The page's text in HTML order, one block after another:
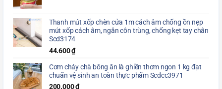
Thanh mút xốp chèn cửa 1m cách âm chống ồn nẹp
mút xốp cách âm, ngăn côn trùng, chống kẹt tay chân
Scd3174
44.600₫
Cơm cháy chà bông ăn là ghiền thơm ngon 1 kg đạt
chuẩn vệ sinh an toàn thực phẩm Scdcc3971
200.000₫